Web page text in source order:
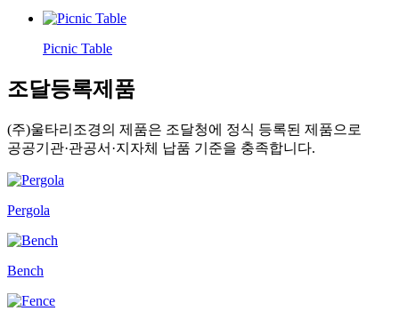
Picnic Table
조달등록제품
(주)울타리조경의 제품은 조달청에 정식 등록된 제품으로
공공기관·관공서·지자체 납품 기준을 충족합니다.
Pergola
Bench